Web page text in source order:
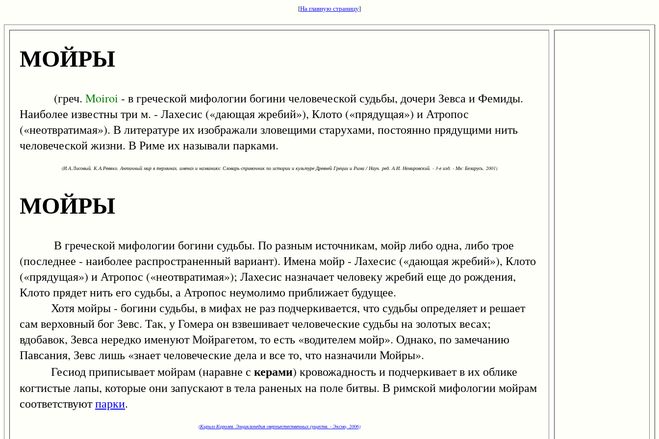
[На главную страницу]
МОЙРЫ
(греч. Moiroi - в греческой мифологии богини человеческой судьбы, дочери Зевса и Фемиды.
Наиболее известны три м. - Лахесис («дающая жребий»), Клото («прядущая») и Атропос
(«неотвратимая»). В литературе их изображали зловещими старухами, постоянно прядущими нить
человеческой жизни. В Риме их называли парками.
(И.А.Лисовый, К.А.Ревяко. Античный мир в терминах, именах и названиях: Словарь-справочник по истории и культуре Древней Греции и Рима / Науч. ред. А.И. Немировский. - 3-е изд. - Мн: Беларусь, 2001)
МОЙРЫ
В греческой мифологии богини судьбы. По разным источникам, мойр либо одна, либо трое
(последнее - наиболее распространенный вариант). Имена мойр - Лахесис («дающая жребий»), Клото
(«прядущая») и Атропос («неотвратимая»); Лахесис назначает человеку жребий еще до рождения,
Клото прядет нить его судьбы, а Атропос неумолимо приближает будущее.
Хотя мойры - богини судьбы, в мифах не раз подчеркивается, что судьбы определяет и решает
сам верховный бог Зевс. Так, у Гомера он взвешивает человеческие судьбы на золотых весах;
вдобавок, Зевса нередко именуют Мойрагетом, то есть «водителем мойр». Однако, по замечанию
Павсания, Зевс лишь «знает человеческие дела и все то, что назначили Мойры».
Гесиод приписывает мойрам (наравне с керами) кровожадность и подчеркивает в их облике
когтистые лапы, которые они запускают в тела раненых на поле битвы. В римской мифологии мойрам
соответствуютпарки.
(Кирилл Королев. Энциклопедия сверхъестественных существ. - Эксмо, 2006)